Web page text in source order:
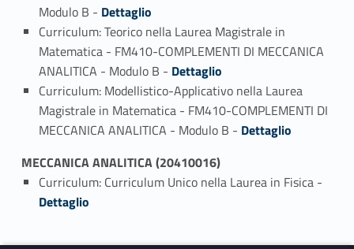
Modulo B - Link identifier #identifier_person_117011-3
Dettaglio
Curriculum: Teorico nella Laurea Magistrale in
Matematica - FM410-COMPLEMENTI DI MECCANICA
ANALITICA - Modulo B - Link identifier #identifier_person_35532-4
Dettaglio
Curriculum: Modellistico-Applicativo nella Laurea
Magistrale in Matematica - FM410-COMPLEMENTI DI
MECCANICA ANALITICA - Modulo B - Link identifier #identifier_person_1414-5
Dettaglio
MECCANICA ANALITICA (20410016)
Curriculum: Curriculum Unico nella Laurea in Fisica -
Dettaglio